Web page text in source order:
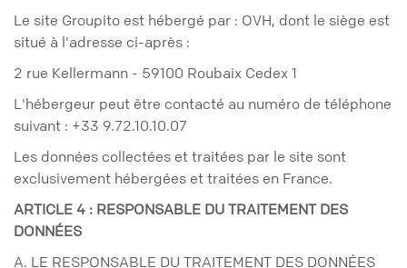
Le site Groupito est hébergé par : OVH, dont le siège est
situé à l'adresse ci-après :
2 rue Kellermann - 59100 Roubaix Cedex 1
L'hébergeur peut être contacté au numéro de téléphone
suivant : +33 9.72.10.10.07
Les données collectées et traitées par le site sont
exclusivement hébergées et traitées en France.
ARTICLE 4 : RESPONSABLE DU TRAITEMENT DES
DONNÉES
A. LE RESPONSABLE DU TRAITEMENT DES DONNÉES